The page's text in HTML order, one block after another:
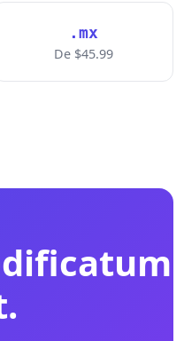
.mx
De $45.99